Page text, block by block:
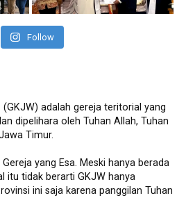
Follow
adalah gereja teritorial yang
dipelihara oleh Tuhan Allah, Tuhan
Timur.
yang Esa. Meski hanya berada
itu tidak berarti GKJW hanya
ini saja karena panggilan Tuhan